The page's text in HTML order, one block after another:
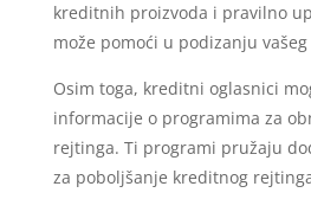
kreditnih proizvoda i pravilno
može pomoći u podizanju
Osim toga, kreditni oglasnici
informacije o programima za
rejtinga. Ti programi pružaju
za poboljšanje kreditnog